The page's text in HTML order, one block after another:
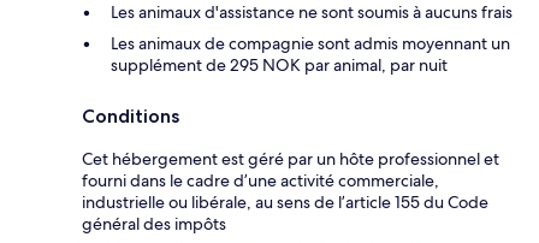
Les animaux d'assistance ne sont soumis à aucuns frais
Les animaux de compagnie sont admis moyennant un
supplément de 295 NOK par animal, par nuit
Conditions
Cet hébergement est géré par un hôte professionnel et
fourni dans le cadre d’une activité commerciale,
industrielle ou libérale, au sens de l’article 155 du Code
général des impôts